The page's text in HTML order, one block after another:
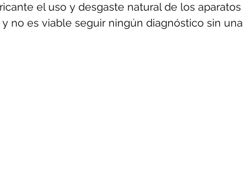
el uso y desgaste natural de los aparatos
no es viable seguir ningún diagnóstico sin